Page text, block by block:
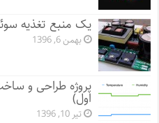
یک منبع تغذیه
بهمن 6, 1396
پروژه طراحی و
اول)
تیر 10, 1396